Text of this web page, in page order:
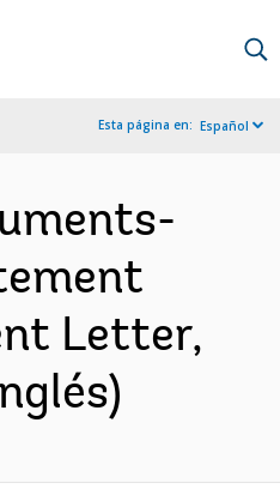
Esta página en: Español
Letter,